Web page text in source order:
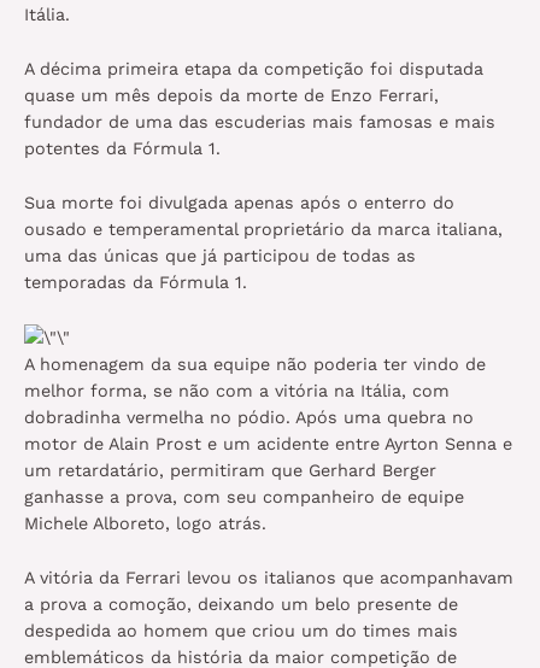
Itália.
A décima primeira etapa da competição foi disputada
quase um mês depois da morte de Enzo Ferrari,
fundador de uma das escuderias mais famosas e mais
potentes da Fórmula 1.
Sua morte foi divulgada apenas após o enterro do
ousado e temperamental proprietário da marca italiana,
uma das únicas que já participou de todas as
temporadas da Fórmula 1.
A homenagem da sua equipe não poderia ter vindo de
melhor forma, se não com a vitória na Itália, com
dobradinha vermelha no pódio. Após uma quebra no
motor de Alain Prost e um acidente entre Ayrton Senna e
um retardatário, permitiram que Gerhard Berger
ganhasse a prova, com seu companheiro de equipe
Michele Alboreto, logo atrás.
A vitória da Ferrari levou os italianos que acompanhavam
a prova a comoção, deixando um belo presente de
despedida ao homem que criou um do times mais
emblemáticos da história da maior competição de